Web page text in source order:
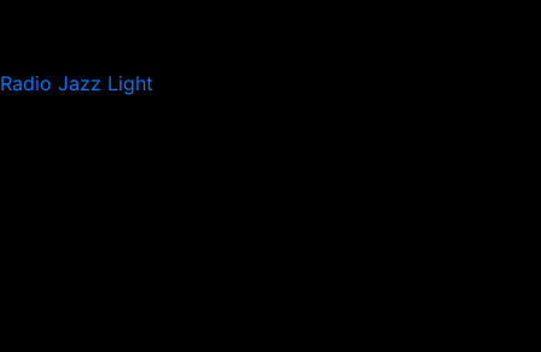
Radio Jazz Light